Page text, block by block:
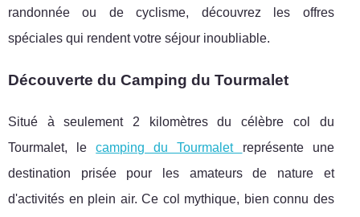
randonnée ou de cyclisme, découvrez les offres
spéciales qui rendent votre séjour inoubliable.
Découverte du Camping du Tourmalet
Situé à seulement 2 kilomètres du célèbre col du
Tourmalet, lecamping du Tourmalet représente une
destination prisée pour les amateurs de nature et
d'activités en plein air. Ce col mythique, bienconnu des